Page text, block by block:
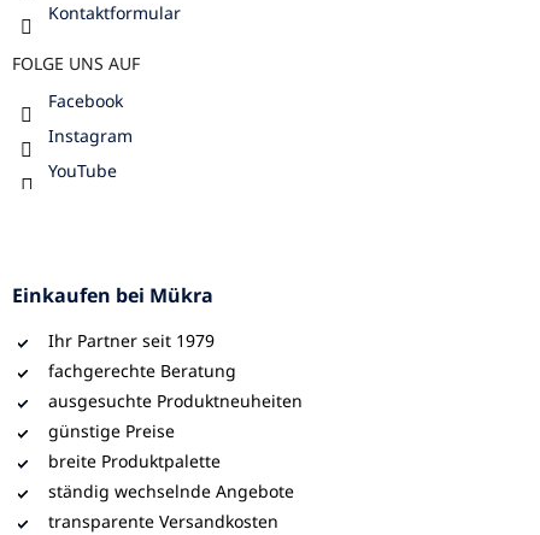
Kontaktformular
FOLGE UNS AUF
Facebook
Instagram
YouTube
Einkaufen bei Mükra
Ihr Partner seit 1979
fachgerechte Beratung
ausgesuchte Produktneuheiten
günstige Preise
breite Produktpalette
ständig wechselnde Angebote
transparente Versandkosten